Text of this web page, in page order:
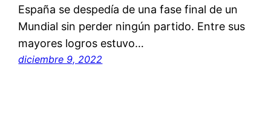
España se despedía de una fase final de un
Mundial sin perder ningún partido. Entre sus
mayores logros estuvo…
diciembre 9, 2022